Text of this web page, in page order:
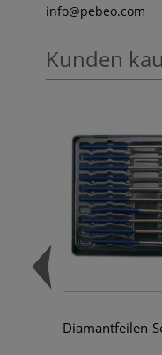
info@pebeo.com
Kunden
Diamantfeilen-